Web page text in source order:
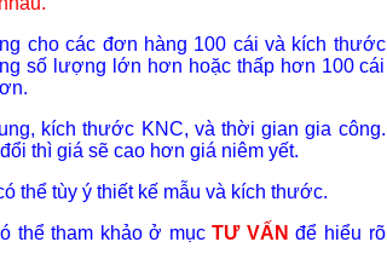
cho các đơn hàng 100 cái và kích thước
số lượng lớn hơn hoặc thấp hơn 100 cái
kích thước KNC, và thời gian gia công.
thì giá sẽ cao hơn giá niêm yết.
thể tùy ý thiết kế mẫu và kích thước.
thể tham khảo ở mụcTƯ VẤN để hiểu rõ